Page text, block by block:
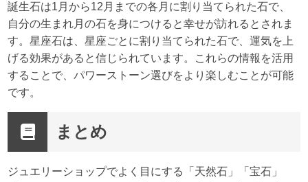
誕生石は1月から12月までの各月に割り当てられた石で、
自分の生まれ月の石を身につけると幸せが訪れるとされま
す。星座石は、星座ごとに割り当てられた石で、運気を上
げる効果があると信じられています。これらの情報を活用
することで、パワーストーン選びをより楽しむことが可能
です。
まとめ
ジュエリーショップでよく目にする「天然石」「宝石」